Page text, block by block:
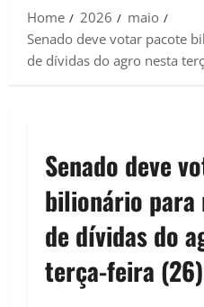
Home
2026
maio
Senado deve votar pacote
de dívidas do agro nesta
Senado deve
bilionário para
de dívidas do
terça-feira